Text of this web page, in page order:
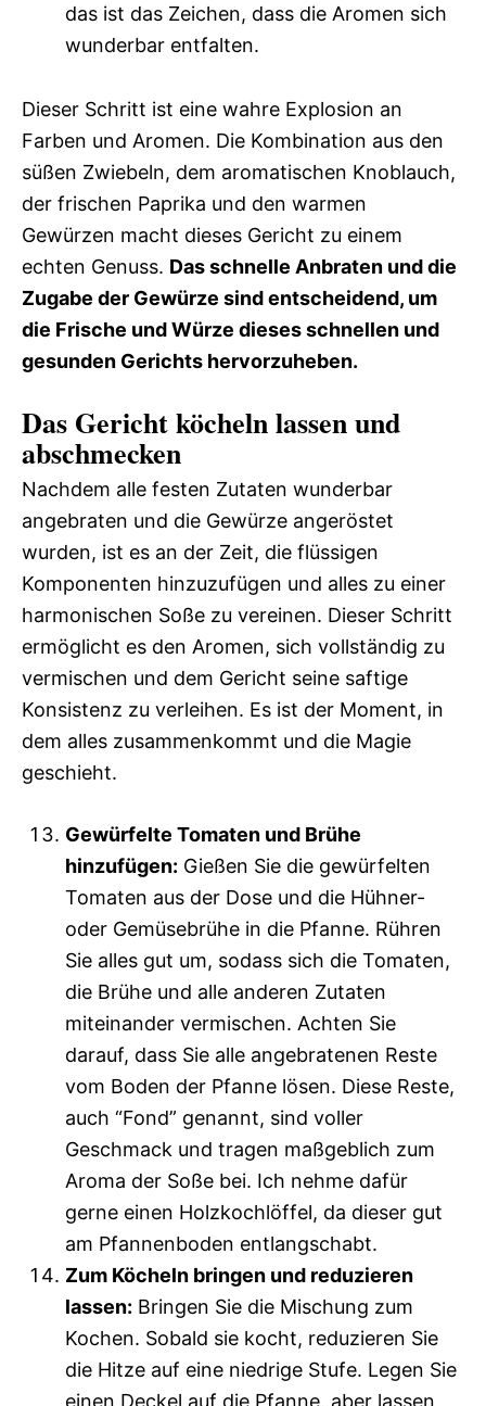
das ist das Zeichen, dass die Aromen sich
wunderbar entfalten.
Dieser Schritt ist eine wahre Explosion an
Farben und Aromen. Die Kombination aus den
süßen Zwiebeln, dem aromatischen Knoblauch,
der frischen Paprika und den warmen
Gewürzen macht dieses Gericht zu einem
echten Genuss. Das schnelle Anbraten und die
Zugabe der Gewürze sind entscheidend, um
die Frische und Würze dieses schnellen und
gesunden Gerichts hervorzuheben.
Das Gericht köcheln lassen und
abschmecken
Nachdem alle festen Zutaten wunderbar
angebraten und die Gewürze angeröstet
wurden, ist es an der Zeit, die flüssigen
Komponenten hinzuzufügen und alles zu einer
harmonischen Soße zu vereinen. Dieser Schritt
ermöglicht es den Aromen, sich vollständig zu
vermischen und dem Gericht seine saftige
Konsistenz zu verleihen. Es ist der Moment, in
dem alles zusammenkommt und die Magie
geschieht.
Gewürfelte Tomaten und Brühe
hinzufügen: Gießen Sie die gewürfelten
Tomaten aus der Dose und die Hühner-
oder Gemüsebrühe in die Pfanne. Rühren
Sie alles gut um, sodass sich die Tomaten,
die Brühe und alle anderen Zutaten
miteinander vermischen. Achten Sie
darauf, dass Sie alle angebratenen Reste
vom Boden der Pfanne lösen. Diese Reste,
auch “Fond” genannt, sind voller
Geschmack und tragen maßgeblich zum
Aroma der Soße bei. Ich nehme dafür
gerne einen Holzkochlöffel, da dieser gut
am Pfannenboden entlangschabt.
Zum Köcheln bringen und reduzieren
lassen: Bringen Sie die Mischung zum
Kochen. Sobald sie kocht, reduzieren Sie
die Hitze auf eine niedrige Stufe. Legen Sie
einen Deckel auf die Pfanne, aber lassen